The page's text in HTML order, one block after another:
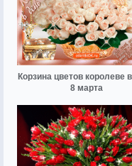
Корзина цветов королеве
8 марта